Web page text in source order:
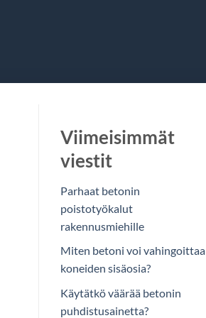
Viimeisimmät
viestit
Parhaat betonin
poistotyökalut
rakennusmiehille
Miten betoni voi vahingoittaa
koneiden sisäosia?
Käytätkö väärää betonin
puhdistusainetta?